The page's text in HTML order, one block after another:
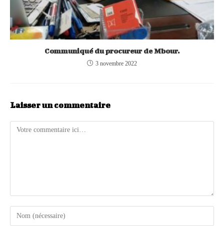
Communiqué du procureur de Mbour.
3 novembre 2022
Laisser un commentaire